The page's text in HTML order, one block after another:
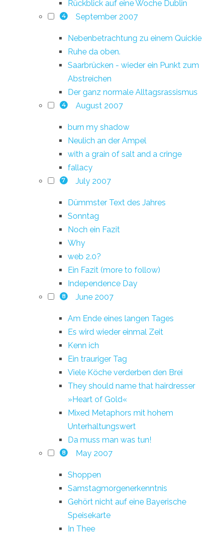
Rückblick auf eine Woche Dublin
4 September 2007
Nebenbetrachtung zu einem Quickie
Ruhe da oben.
Saarbrücken - wieder ein Punkt zum
Abstreichen
Der ganz normale Alltagsrassismus
4 August 2007
burn my shadow
Neulich an der Ampel
with a grain of salt and a cringe
fallacy
7 July 2007
Dümmster Text des Jahres
Sonntag
Noch ein Fazit
Why
web 2.0?
Ein Fazit (more to follow)
Independence Day
8 June 2007
Am Ende eines langen Tages
Es wird wieder einmal Zeit
Kenn ich
Ein trauriger Tag
Viele Köche verderben den Brei
They should name that hairdresser
»Heart of Gold«
Mixed Metaphors mit hohem
Unterhaltungswert
Da muss man was tun!
8 May 2007
Shoppen
Samstagmorgenerkenntnis
Gehört nicht auf eine Bayerische
Speisekarte
In Thee